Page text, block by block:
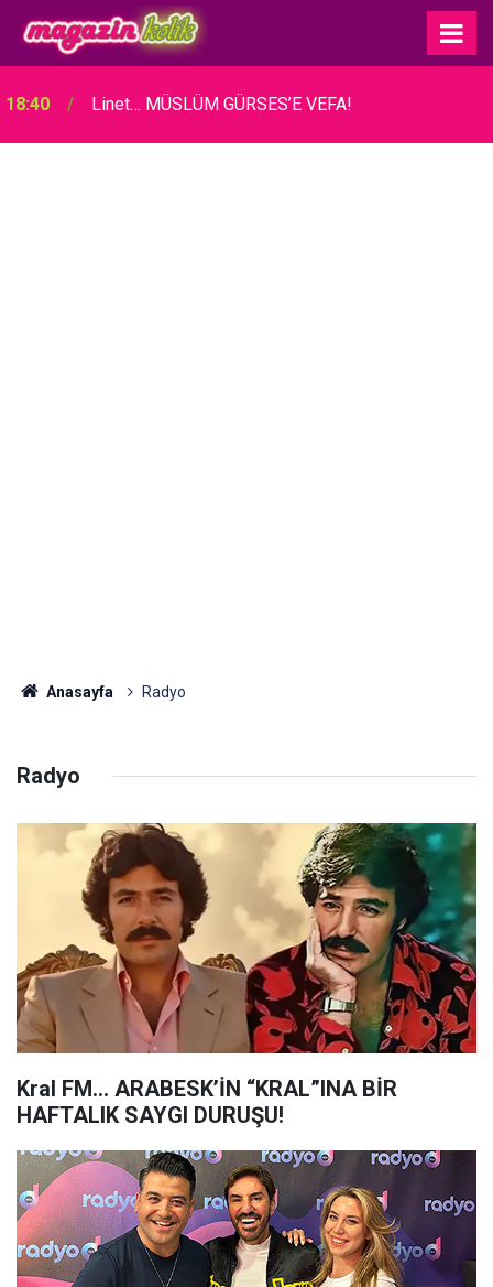
18:40 Linet… MÜSLÜM GÜRSES’E VEFA!
Anasayfa Radyo
Radyo
Kral FM… ARABESK’İN “KRAL”INA BİR
HAFTALIK SAYGI DURUŞU!